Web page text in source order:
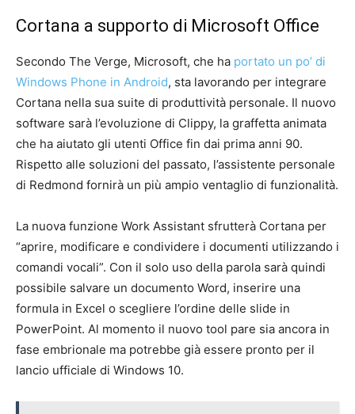
Cortana a supporto di Microsoft Office
Secondo The Verge, Microsoft, che ha portato un po’ di
Windows Phone in Android, sta lavorando per integrare
Cortana nella sua suite di produttività personale. Il nuovo
software sarà l’evoluzione di Clippy, la graffetta animata
che ha aiutato gli utenti Office fin dai prima anni 90.
Rispetto alle soluzioni del passato, l’assistente personale
di Redmond fornirà un più ampio ventaglio di funzionalità.
La nuova funzione Work Assistant sfrutterà Cortana per
“aprire, modificare e condividere i documenti utilizzando i
comandi vocali”. Con il solo uso della parola sarà quindi
possibile salvare un documento Word, inserire una
formula in Excel o scegliere l’ordine delle slide in
PowerPoint. Al momento il nuovo tool pare sia ancora in
fase embrionale ma potrebbe già essere pronto per il
lancio ufficiale di Windows 10.